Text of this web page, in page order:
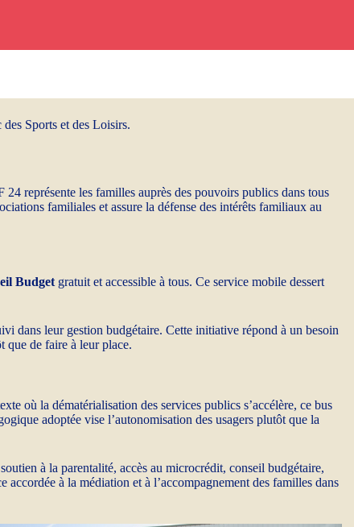
Sports et des Loisirs.
représente les familles auprès des pouvoirs publics dans tous
familiales et assure la défense des intérêts familiaux au
Budget gratuit et accessible à tous. Ce service mobile dessert
dans leur gestion budgétaire. Cette initiative répond à un besoin
que de faire à leur place.
où la dématérialisation des services publics s’accélère, ce bus
adoptée vise l’autonomisation des usagers plutôt que la
à la parentalité, accès au microcrédit, conseil budgétaire,
à la médiation et à l’accompagnement des familles dans